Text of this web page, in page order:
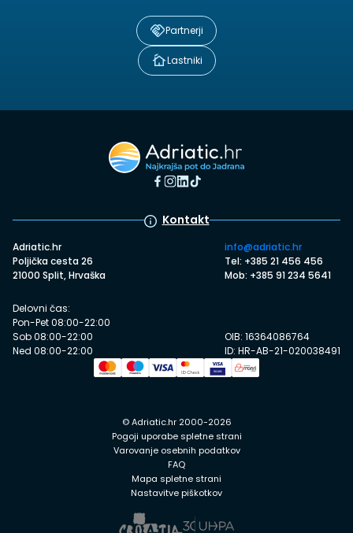
Partnerji
Lastniki
Kontakt
Adriatic.hr
Poljička cesta 26
21000 Split, Hrvaška
info@adriatic.hr
Tel: +385 21 456 456
Mob: +385 91 234 5641
Delovni čas:
Pon-Pet 08:00-22:00
Sob 08:00-22:00
Ned 08:00-22:00
OIB: 16364086764
ID: HR-AB-21-020038491
© Adriatic.hr 2000-2026
Pogoji uporabe spletne strani
Varovanje osebnih podatkov
FAQ
Mapa spletne strani
Nastavitve piškotkov